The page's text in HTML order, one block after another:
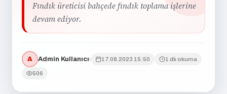
Fındık üreticisi bahçede fındık toplama işlerine
devam ediyor.
A Admin Kullanıcı 17.08.2023 15:50 1 dk okuma
506